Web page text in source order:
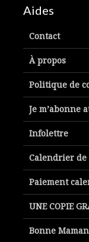
Aides
Contact
À propos
Politique de
Je m’abonne
Infolettre
Calendrier de
Paiement
UNE COPIE
Bonne